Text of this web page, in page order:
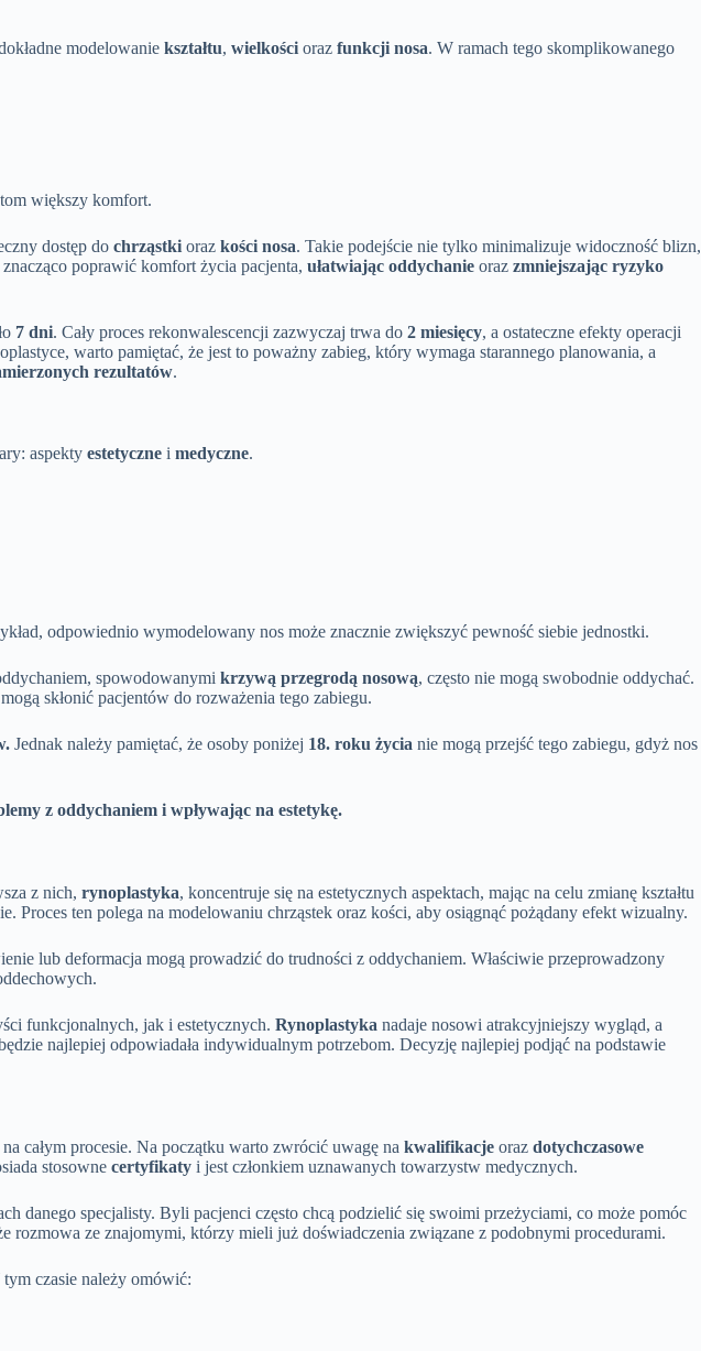
modelowanie kształtu, wielkości oraz funkcji nosa. W ramach tego skomplikowanego
większy komfort.
dostęp do chrząstki oraz kości nosa. Takie podejście nie tylko minimalizuje widoczność blizn,
poprawić komfort życia pacjenta, ułatwiając oddychanie oraz zmniejszając ryzyko
7 dni. Cały proces rekonwalescencji zazwyczaj trwa do 2 miesięcy, a ostateczne efekty operacji
warto pamiętać, że jest to poważny zabieg, który wymaga starannego planowania, a
rezultatów.
aspekty estetyczne i medyczne.
odpowiednio wymodelowany nos może znacznie zwiększyć pewność siebie jednostki.
spowodowanymi krzywą przegrodą nosową, często nie mogą swobodnie oddychać.
skłonić pacjentów do rozważenia tego zabiegu.
Jednak należy pamiętać, że osoby poniżej 18. roku życia nie mogą przejść tego zabiegu, gdyż nos
z oddychaniem i wpływając na estetykę.
z nich, rynoplastyka, koncentruje się na estetycznych aspektach, mając na celu zmianę kształtu
ten polega na modelowaniu chrząstek oraz kości, aby osiągnąć pożądany efekt wizualny.
lub deformacja mogą prowadzić do trudności z oddychaniem. Właściwie przeprowadzony
funkcjonalnych, jak i estetycznych. Rynoplastyka nadaje nosowi atrakcyjniejszy wygląd, a
najlepiej odpowiadała indywidualnym potrzebom. Decyzję najlepiej podjąć na podstawie
całym procesie. Na początku warto zwrócić uwagę na kwalifikacje oraz dotychczasowe
stosowne certyfikaty i jest członkiem uznawanych towarzystw medycznych.
danego specjalisty. Byli pacjenci często chcą podzielić się swoimi przeżyciami, co może pomóc
rozmowa ze znajomymi, którzy mieli już doświadczenia związane z podobnymi procedurami.
czasie należy omówić: